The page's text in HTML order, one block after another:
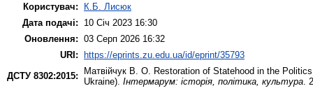
Користувач:
К.Б. Лисюк
Дата подачі:
10 Січ 2023 16:30
Оновлення: 03 Серп 2026 16:32
URI: https://eprints.zu.edu.ua/id/eprint/35793
ДСТУ 8302:2015:
Матвійчук В. О. Restoration of Statehood in the
Ukraine). Інтермарум: історія, політика, культура .